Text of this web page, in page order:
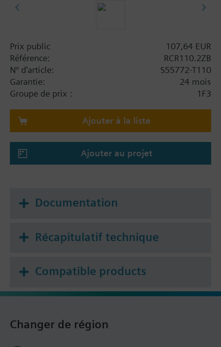
Deux contacts libres de tension pour le
Dérogation manuelle possible des sorties de
relais
Mise à jour via le réseau Zigbee
Prix public
107,64 EUR
Référence:
RCR110.2ZB
N° d'article:
S55772-T110
Garantie:
24 mois
Groupe de prix :
1F3
Ajouter à la liste
Ajouter au projet
Documentation
Récapitulatif technique
Compatible products
Changer de région